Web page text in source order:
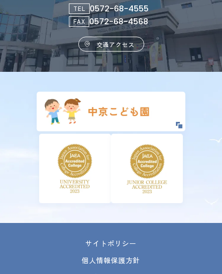
TEL 0572-68-4555
FAX 0572-68-4568
交通アクセス
サイトポリシー
個人情報保護方針